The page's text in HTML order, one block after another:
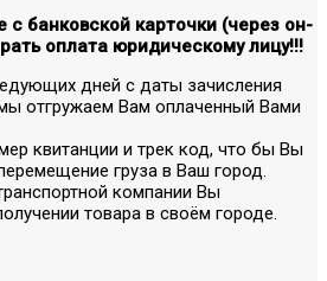
банковской карточки (через он-
оплата юридическому лицу!!!
дней с даты зачисления
отгружаем Вам оплаченный Вами
квитанции и трек код, что бы Вы
груза в Ваш город.
компании Вы
товара в своём городе.